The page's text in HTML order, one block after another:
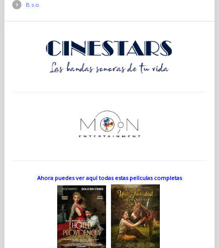
B.s.o.
Ahora puedes ver aquí todas estas películas completas